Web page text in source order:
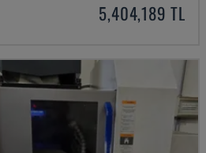
5,404,189 TL